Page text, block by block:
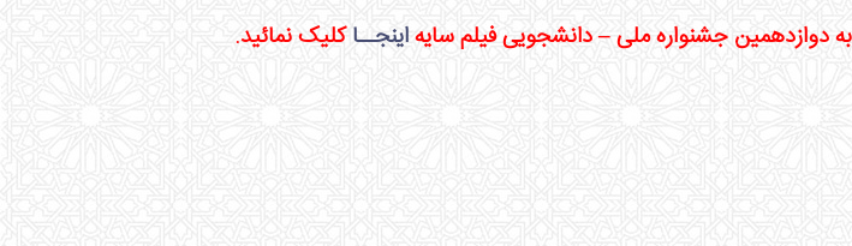
دوازدهمین جشنواره ملی – دانشجویی فیلم سایهاینجــاکلیک نمائید.